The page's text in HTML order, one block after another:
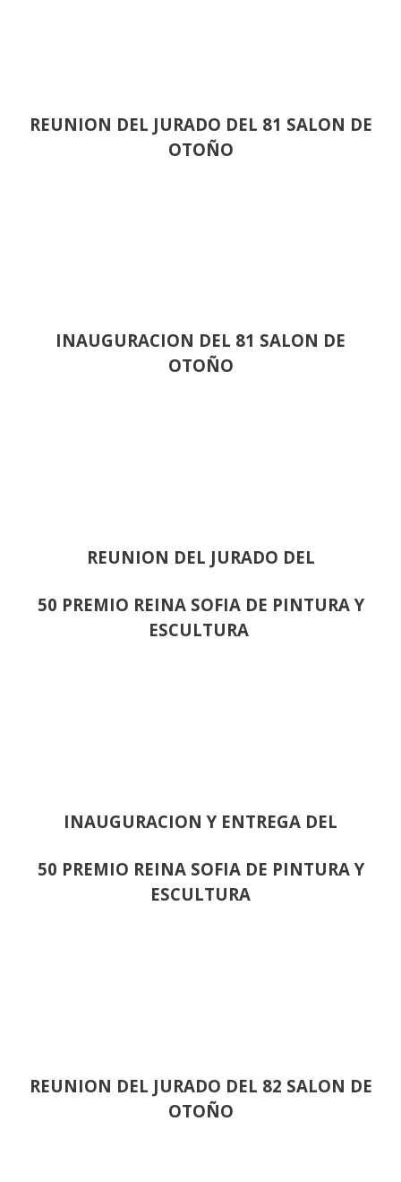
REUNION DEL JURADO DEL 81 SALON DE
OTOÑO
INAUGURACION DEL 81 SALON DE
OTOÑO
REUNION DEL JURADO DEL
50 PREMIO REINA SOFIA DE PINTURA Y
ESCULTURA
INAUGURACION Y ENTREGA DEL
50 PREMIO REINA SOFIA DE PINTURA Y
ESCULTURA
REUNION DEL JURADO DEL 82 SALON DE
OTOÑO